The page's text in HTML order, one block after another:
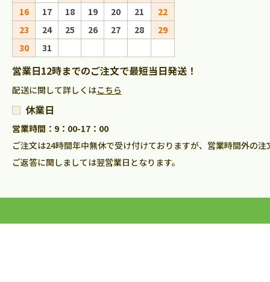
16 17 18 19 20 21
22
23
24 25 26 27 28
29
30
31
営業日12時までのご注文で最短当日発送！
配送に関して詳しくはこちら
休業日
営業時間：9：00-17：00
ご注文は24時間年中無休で受け付けておりますが、営業時間外の
ご返答に関しましては翌営業日となります。